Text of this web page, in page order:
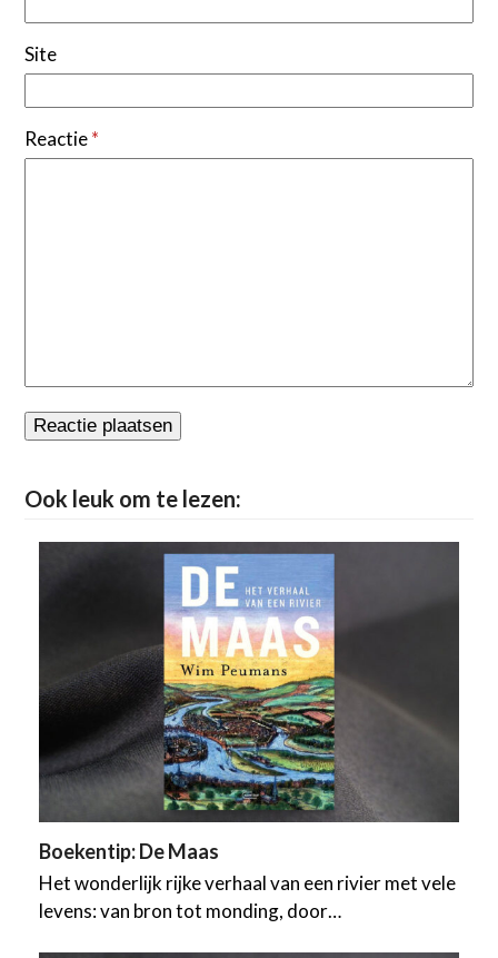
Site
Reactie*
Ook leuk om te lezen:
Boekentip: De Maas
Het wonderlijk rijke verhaal van een rivier met vele
levens: van bron tot monding, door…